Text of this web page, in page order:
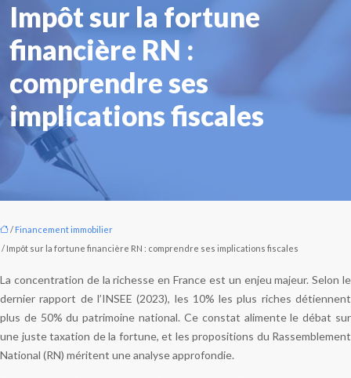
Impôt sur la fortune
financière RN :
comprendre ses
implications fiscales
/ Financement immobilier
/ Impôt sur la fortune financière RN : comprendre ses implications fiscales
La concentration de la richesse en France est un enjeu majeur. Selon le
dernier rapport de l’INSEE (2023), les 10% les plus riches détiennent
plus de 50% du patrimoine national. Ce constat alimente le débat sur
une juste taxation de la fortune, et les propositions du Rassemblement
National (RN) méritent une analyse approfondie.